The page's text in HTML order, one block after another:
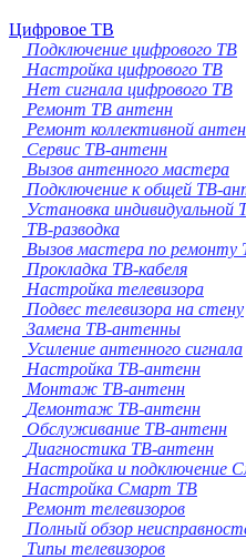
Цифровое ТВ
Подключение цифрового ТВ
Настройка цифрового ТВ
Нет сигнала цифрового ТВ
Ремонт ТВ антенн
Ремонт коллективной
Сервис ТВ-антенн
Вызов антенного мастера
Подключение к общей ТВ-
Установка
ТВ-разводка
Вызов мастера по ремонту
Прокладка ТВ-кабеля
Настройка телевизора
Подвес телевизора на стену
Замена ТВ-антенны
Усиление антенного сигнала
Настройка ТВ-антенн
Монтаж ТВ-антенн
Демонтаж ТВ-антенн
Обслуживание ТВ-антенн
Диагностика ТВ-антенн
Настройка и подключение
Настройка Смарт ТВ
Ремонт телевизоров
Полный обзор
Типы телевизоров